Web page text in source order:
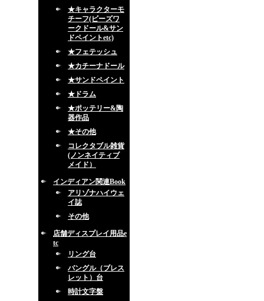
★キャラクターモ
チーフ(ビーズワ
ークドール&サン
ドペイントetc)
★フェテッシュ
★カチーナドール
★サンドペイント
★ドラム
★ポッテリー&陶
器作品
★その他
コレクタブル雑貨
(ノンネイティブ
メイド）
インディアン関連Book
アリゾナハイウェ
イ誌
その他
店舗ディスプレイ用品e
tc
リング台
バングル（ブレス
レット）台
時計文字盤